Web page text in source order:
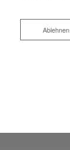
Ablehnen
Ablehnen